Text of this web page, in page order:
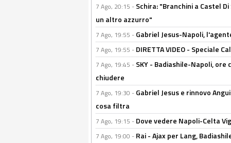
7 Ago, 20:15 - Schira: "Branchini a Castel
un altro azzurro"
7 Ago, 19:55 - Gabriel Jesus-Napoli,
7 Ago, 19:55 - DIRETTA VIDEO - Speciale
7 Ago, 19:45 - SKY - Badiashile-Napoli,
chiudere
7 Ago, 19:30 - Gabriel Jesus e rinnovo
cosa filtra
7 Ago, 19:15 - Dove vedere Napoli-Celta
7 Ago, 19:00 - Rai - Ajax per Lang,